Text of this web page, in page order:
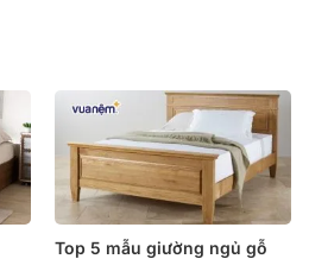
Top 5 mẫu giường ngủ gỗ